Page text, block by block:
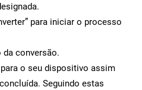
para iniciar o processo
da conversão.
o seu dispositivo assim
Seguindo estas